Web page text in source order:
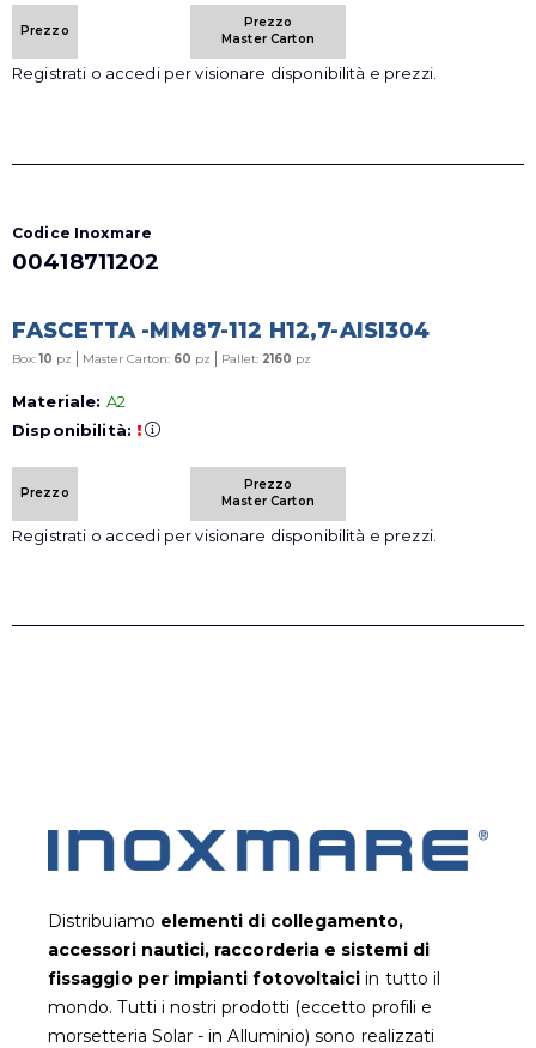
Prezzo
Prezzo
Master Carton
Registrati o accedi per visionare disponibilità e prezzi.
Codice Inoxmare
00418711202
FASCETTA -MM87-112 H12,7-AISI304
Box:10 pz | Master Carton: 60 pz | Pallet: 2160 pz
Materiale: A2
Disponibilità: !
Prezzo
Prezzo
Master Carton
Registrati o accedi per visionare disponibilità e prezzi.
Distribuiamo elementi di collegamento,
accessori nautici, raccorderia e sistemi di
fissaggio per impianti fotovoltaici in tutto il
mondo. Tutti i nostri prodotti (eccetto profili e
morsetteria Solar - in Alluminio) sono realizzati